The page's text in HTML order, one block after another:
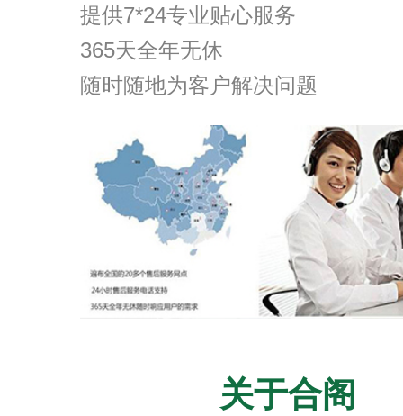
提供7*24专业贴心服务
365天全年无休
随时随地为客户解决问题
关于合阁